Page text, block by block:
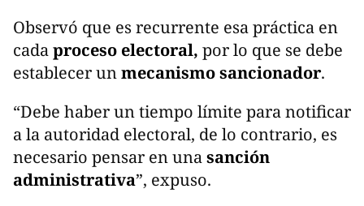
Observó que es recurrente esa práctica en
cadaproceso electoral, por lo que se debe
establecer unmecanismo sancionador.
“Debe haber un tiempo límite para notificar
a la autoridad electoral, de lo contrario, es
necesario pensar en unasanción
administrativa”, expuso.